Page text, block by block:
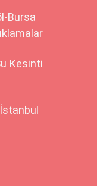
Bursa
Kesinti